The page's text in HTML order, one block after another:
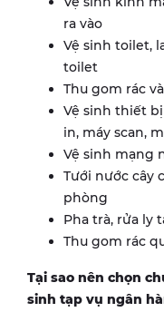
ra vào
Vệ sinh toilet,
toilet
Thu gom rác
Vệ sinh thiết
in, máy scan,
Vệ sinh mạng
Tưới nước cây
phòng
Pha trà, rửa ly
Thu gom rác
Tại sao nên chọn
sinh tạp vụ ngân